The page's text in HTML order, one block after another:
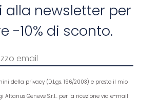
alla newsletter per
-10% di sconto.
della privacy (D.Lgs. 196/2003) e presto il mio
Altanus Geneve S.r.l.. per la ricezione via e-mail